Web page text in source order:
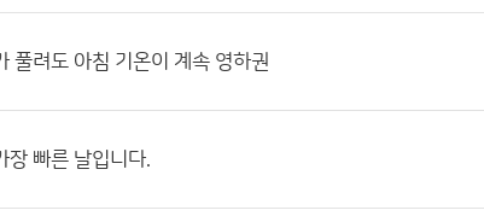
풀려도 아침 기온이 계속 영하권
장 빠른 날입니다.